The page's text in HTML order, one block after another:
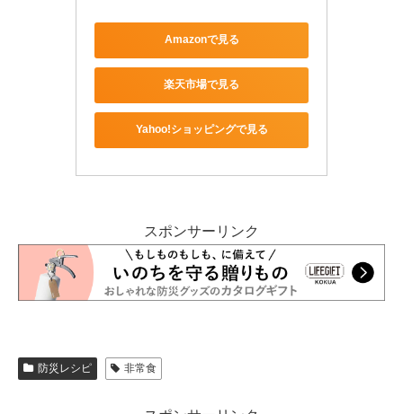
Amazonで見る
楽天市場で見る
Yahoo!ショッピングで見る
スポンサーリンク
防災レシピ 非常食